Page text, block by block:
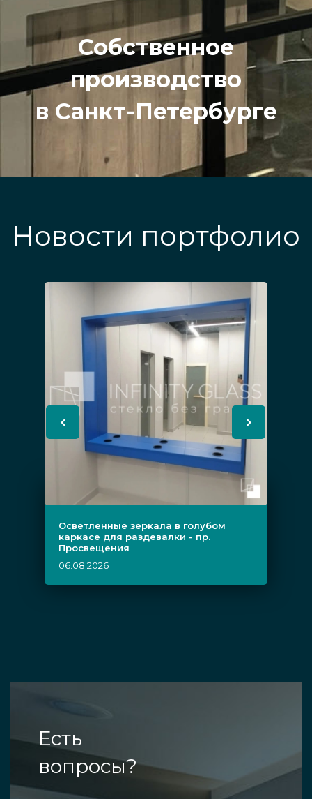
Собственное
производство
в Санкт-Петербурге
Новости портфолио
Осветленные зеркала в голубом
каркасе для раздевалки - пр.
Просвещения
06.08.2026
Есть
вопросы?